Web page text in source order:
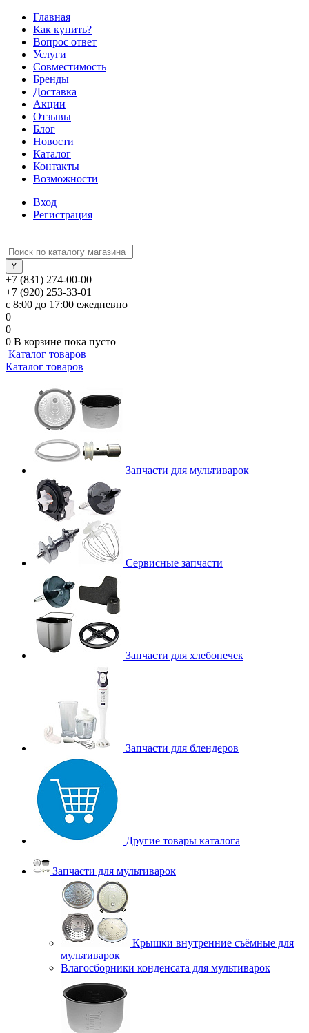
Главная
Как купить?
Вопрос ответ
Услуги
Совместимость
Бренды
Доставка
Акции
Отзывы
Блог
Новости
Каталог
Контакты
Возможности
Вход
Регистрация
+7 (831) 274-00-00
+7 (920) 253-33-01
с 8:00 до 17:00 ежедневно
0
0
0 В корзине пока пусто
Каталог товаров
Каталог товаров
Запчасти для мультиварок
Сервисные запчасти
Запчасти для хлебопечек
Запчасти для блендеров
Другие товары каталога
Запчасти для мультиварок
Крышки внутренние съёмные для
мультиварок
Влагосборники конденсата для мультиварок